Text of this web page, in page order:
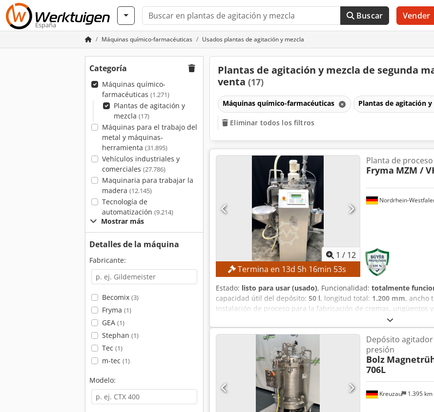
España
Buscar Vender
Máquinas químico-farmacéuticas Usados plantas de agitación y mezcla
Categoría
Máquinas químico-
farmacéuticas (1.271)
Plantas de agitación y
mezcla (17)
Máquinas para el trabajo del
metal y máquinas-
herramienta (31.895)
Vehículos industriales y
comerciales (27.786)
Maquinaria para trabajar la
madera (12.145)
Tecnología de
automatización (9.214)
Mostrar más
Detalles de la máquina
Fabricante:
Becomix (3)
Fryma (1)
GEA (1)
Stephan (1)
Tec (1)
m-tec (1)
Modelo:
Plantas de agitación y mezcla de segunda
venta (17)
Máquinas químico-farmacéuticas Plantas de agitación y
Eliminar todos los filtros
1 / 12
Termina en 13d 5h 16min 52s
Nordrhein-
Planta de proceso
Fryma MZM /
Estado: listo para usar (usado), Funcionalidad: totalmente
capacidad útil del depósito: 50 l, longitud total: 1.200 mm, ancho
Instalación de proceso para la fabricación de cremas, ungüentos
diseñado para productos espumosos. DETALLES TÉCNICOS
mínimo de llenado: 10 L Homogeneizador Modelo: Brienz RF 112
rpm Mezclador/Raspador Caja de engranajes: SEW FAF 37
DETALLES DE LA MÁQUINA Espacio requerido: 1.200 × 1.500 ×
Kreuzau 1.395 km
Depósito
presión
Bolz
706L